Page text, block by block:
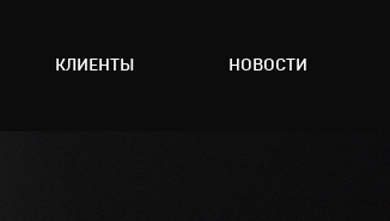
КЛИЕНТЫ НОВОСТИ